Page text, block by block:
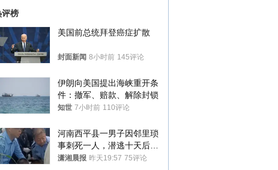
评榜
美国前总统拜登癌症扩散
封面新闻 8小时前 145评论
伊朗向美国提出海峡重开条
件：撤军、赔款、解除封锁
知世 7小时前 110评论
河南西平县一男子因邻里琐
事刺死一人，潜逃十天后在
十多公里外一片玉米地里落
潇湘晨报 昨天19:57 75评论